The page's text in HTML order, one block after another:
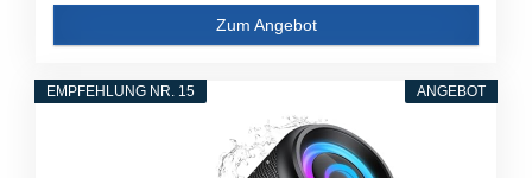
Zum Angebot
ANGEBOT
EMPFEHLUNG NR. 15